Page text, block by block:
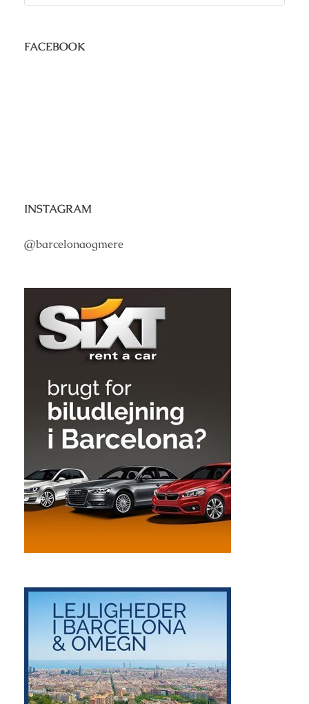
FACEBOOK
INSTAGRAM
@barcelonaogmere